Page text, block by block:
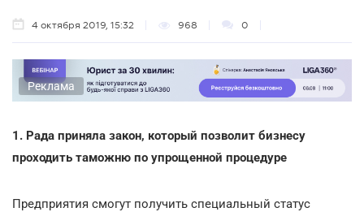
4 октября 2019, 15:32 968 0
Реклама
1. Рада приняла закон, который позволит бизнесу
проходить таможню по упрощенной процедуре
Предприятия смогут получить специальный статус